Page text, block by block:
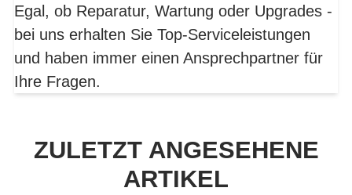
Egal, ob Reparatur, Wartung oder Upgrades -
bei uns erhalten Sie Top-Serviceleistungen
und haben immer einen Ansprechpartner für
Ihre Fragen.
ZULETZT ANGESEHENE
ARTIKEL